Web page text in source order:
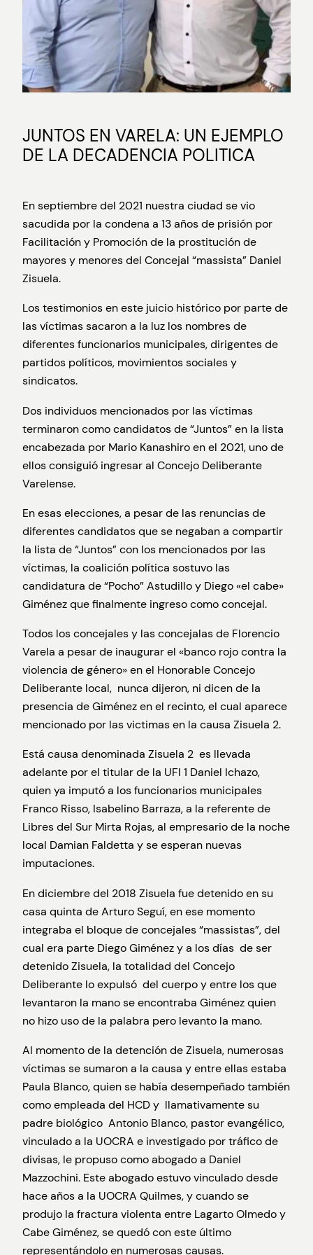
JUNTOS EN VARELA: UN EJEMPLO
DE LA DECADENCIA POLITICA
En septiembre del 2021 nuestra ciudad se vio
sacudida por la condena a 13 años de prisión por
Facilitación y Promoción de la prostitución de
mayores y menores del Concejal “massista” Daniel
Zisuela.
Los testimonios en este juicio histórico por parte de
las víctimas sacaron a la luz los nombres de
diferentes funcionarios municipales, dirigentes de
partidos políticos, movimientos sociales y
sindicatos.
Dos individuos mencionados por las víctimas
terminaron como candidatos de “Juntos” en la lista
encabezada por Mario Kanashiro en el 2021, uno de
ellos consiguió ingresar al Concejo Deliberante
Varelense.
En esas elecciones, a pesar de las renuncias de
diferentes candidatos que se negaban a compartir
la lista de “Juntos” con los mencionados por las
víctimas, la coalición política sostuvo las
candidatura de “Pocho” Astudillo y Diego «el cabe»
Giménez que finalmente ingreso como concejal.
Todos los concejales y las concejalas de Florencio
Varela a pesar de inaugurar el «banco rojo contra la
violencia de género» en el Honorable Concejo
Deliberante local, nunca dijeron, ni dicen de la
presencia de Giménez en el recinto, el cual aparece
mencionado por las victimas en la causa Zisuela 2.
Está causa denominada Zisuela 2 es llevada
adelante por el titular de la UFI 1 Daniel Ichazo,
quien ya imputó a los funcionarios municipales
Franco Risso, Isabelino Barraza, a la referente de
Libres del Sur Mirta Rojas, al empresario de la noche
local Damian Faldetta y se esperan nuevas
imputaciones.
En diciembre del 2018 Zisuela fue detenido en su
casa quinta de Arturo Seguí, en ese momento
integraba el bloque de concejales “massistas”, del
cual era parte Diego Giménez y a los días de ser
detenido Zisuela, la totalidad del Concejo
Deliberante lo expulsó del cuerpo y entre los que
levantaron la mano se encontraba Giménez quien
no hizo uso de la palabra pero levanto la mano.
Al momento de la detención de Zisuela, numerosas
víctimas se sumaron a la causa y entre ellas estaba
Paula Blanco, quien se había desempeñado también
como empleada del HCD y llamativamente su
padre biológico Antonio Blanco, pastor evangélico,
vinculado a la UOCRA e investigado por tráfico de
divisas, le propuso como abogado a Daniel
Mazzochini. Este abogado estuvo vinculado desde
hace años a la UOCRA Quilmes, y cuando se
produjo la fractura violenta entre Lagarto Olmedo y
Cabe Giménez, se quedó con este último
representándolo en numerosas causas.